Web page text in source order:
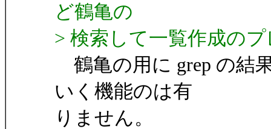
ど鶴亀の
> 検索して一覧作成の
鶴亀の用に grep の結
いく機能のは有
りません。